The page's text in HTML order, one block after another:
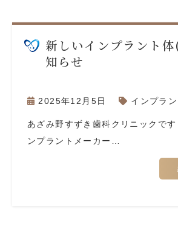
新しいインプラント
知らせ
2025年12月5日 インプラ
あざみ野すずき歯科クリニックです
ンプラントメーカー…